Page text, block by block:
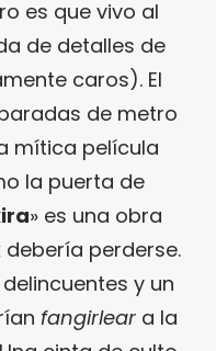
es que vivo al
de detalles de
caros). El
de metro
mítica película
la puerta de
» es una obra
perderse.
y un
fangirlear a la